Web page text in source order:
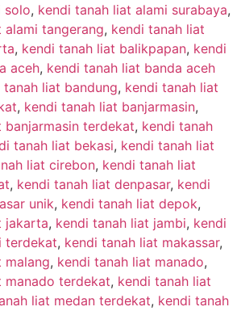
solo, kendi tanah liat alami surabaya,
alami tangerang, kendi tanah liat
, kendi tanah liat balikpapan, kendi
aceh, kendi tanah liat banda aceh
tanah liat bandung, kendi tanah liat
, kendi tanah liat banjarmasin,
banjarmasin terdekat, kendi tanah
tanah liat bekasi, kendi tanah liat
liat cirebon, kendi tanah liat
, kendi tanah liat denpasar, kendi
unik, kendi tanah liat depok,
jakarta, kendi tanah liat jambi, kendi
terdekat, kendi tanah liat makassar,
malang, kendi tanah liat manado,
manado terdekat, kendi tanah liat
liat medan terdekat, kendi tanah